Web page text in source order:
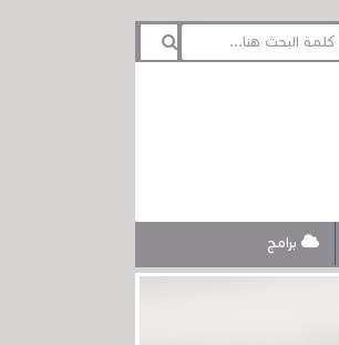
برامج